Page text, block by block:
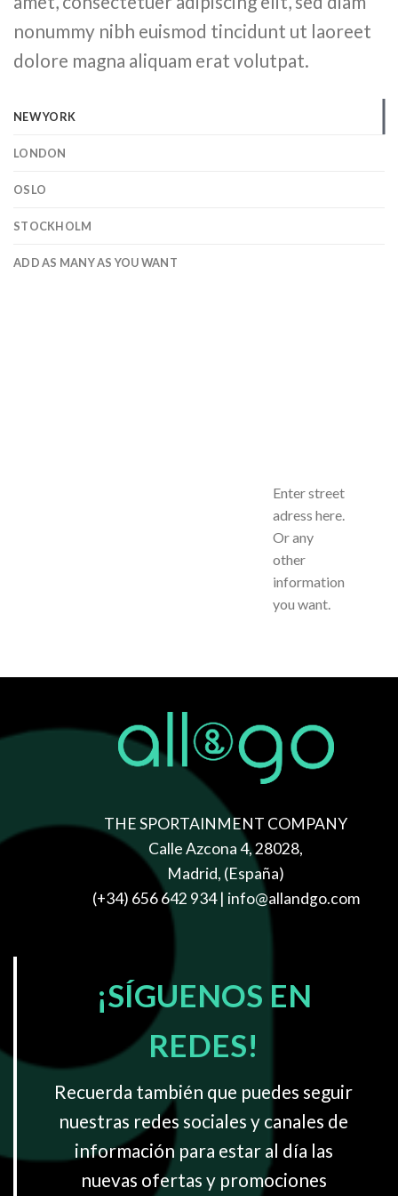
nonummy nibh euismod tincidunt ut laoreet
dolore magna aliquam erat volutpat.
NEW YORK
LONDON
OSLO
STOCKHOLM
ADD AS MANY AS YOU WANT
Enter street
adress here.
Or any
other
information
you want.
THE SPORTAINMENT COMPANY
Calle Azcona 4, 28028,
Madrid, (España)
(+34) 656 642 934| info@allandgo.com
¡SÍGUENOS EN
REDES!
Recuerda también que puedes seguir
nuestras redes sociales y canales de
información para estar al día las
nuevas ofertas y promociones